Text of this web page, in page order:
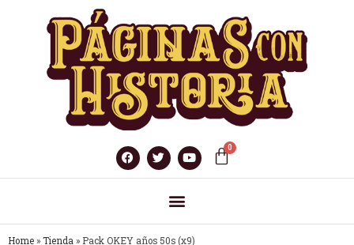
Home » Tienda » Pack OKEY años 50s (x9)